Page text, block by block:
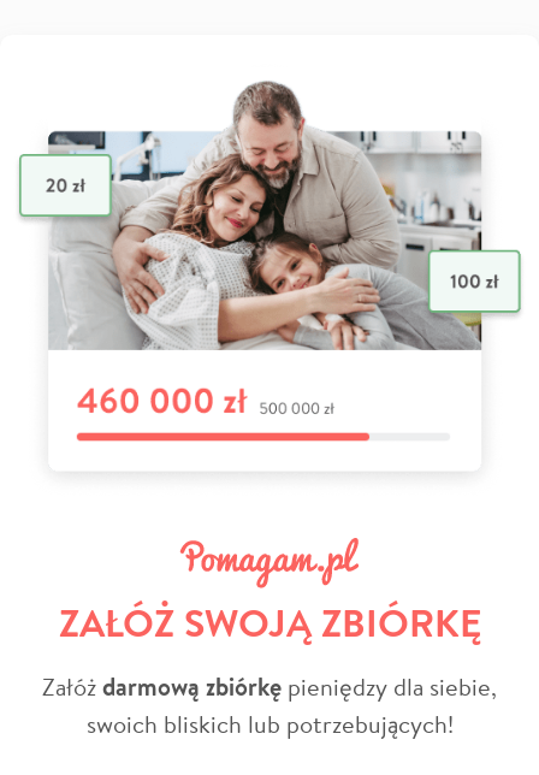
ZAŁÓŻ SWOJĄ ZBIÓRKĘ
Załóżdarmową zbiórkę pieniędzy dla siebie,
swoich bliskich lub potrzebujących!